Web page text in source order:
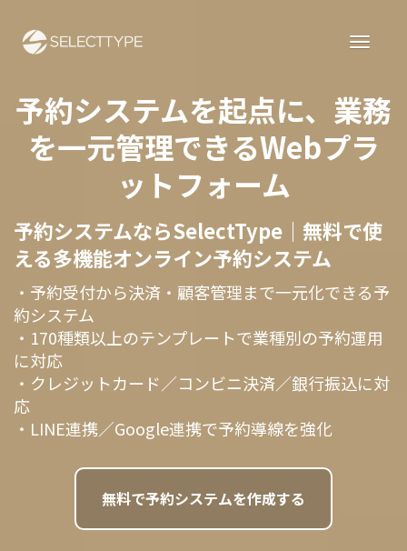
予約システムを起点に、業務
を一元管理できるWebプラ
ットフォーム
予約システムならSelectType｜無料で使
える多機能オンライン予約システム
・予約受付から決済・顧客管理まで一元化できる予
約システム
・170種類以上のテンプレートで業種別の予約運用
に対応
・クレジットカード／コンビニ決済／銀行振込に対
応
・LINE連携／Google連携で予約導線を強化
無料で予約システムを作成する